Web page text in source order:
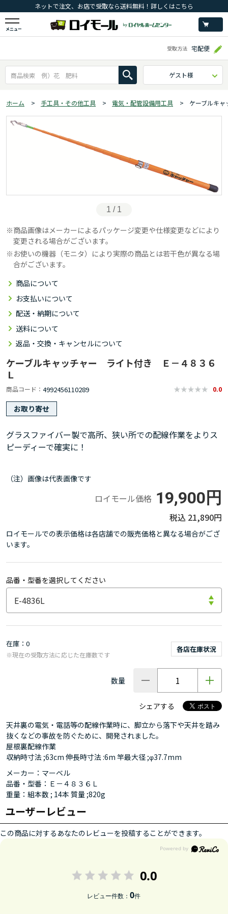
ネットで注文、お店で受取なら送料無料！詳しくはこちら
メニュー
受取方法 宅配便
ゲスト様
ホーム > 手工具・その他工具 > 電気・配管設備用工具 > ケーブルキ
1 / 1
商品画像はメーカーによるパッケージ変更や仕様変更などにより
変更される場合がございます。
お使いの機器（モニタ）により実際の商品とは若干色が異なる場
合がございます。
商品について
お支払いについて
配送・納期について
送料について
返品・交換・キャンセルについて
ケーブルキャッチャー ライト付き Ｅ－４８３６
Ｌ
商品コード 4992456110289 0.0
お取り寄せ
グラスファイバー製で高所、狭い所での配線作業をよりス
ピーディーで確実に！
（注）画像は代表画像です
ロイモール価格 19,900円
21,890円
ロイモールでの表示価格は各店舗での販売価格と異なる場合がござ
います。
品番・型番を選択してください
在庫 0
各店在庫状況
※現在の受取方法に応じた在庫数です
数量
シェアする
天井裏の電気・電話等の配線作業時に、脚立から落下や天井を踏み
抜くなどの事故を防ぐために、開発されました。
屋根裏配線作業
収納時寸法 ;63cm 伸長時寸法 :6m 竿最大径 ;φ37.7mm
メーカー：マーベル
品番・型番：Ｅ－４８３６Ｌ
重量：組本数 ; 14本 質量 ;820g
ユーザーレビュー
この商品に対するあなたのレビューを投稿することができます。
0.0
レビュー件数：0件